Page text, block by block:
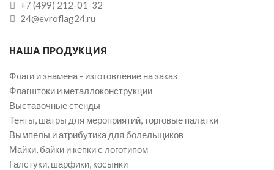
+7 (499) 212-01-32
24@evroflag24.ru
НАША ПРОДУКЦИЯ
Флаги и знамена - изготовление на заказ
Флагштоки и металлоконструкции
Выставочные стенды
Тенты, шатры для мероприятий, торговые палатки
Вымпелы и атрибутика для болельщиков
Майки, байки и кепки с логотипом
Галстуки, шарфики, косынки